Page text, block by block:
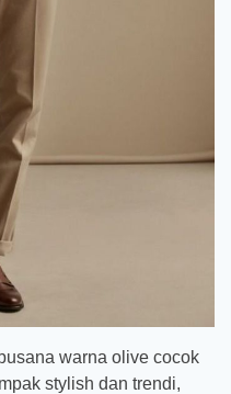
warna olive cocok
stylish dan trendi,